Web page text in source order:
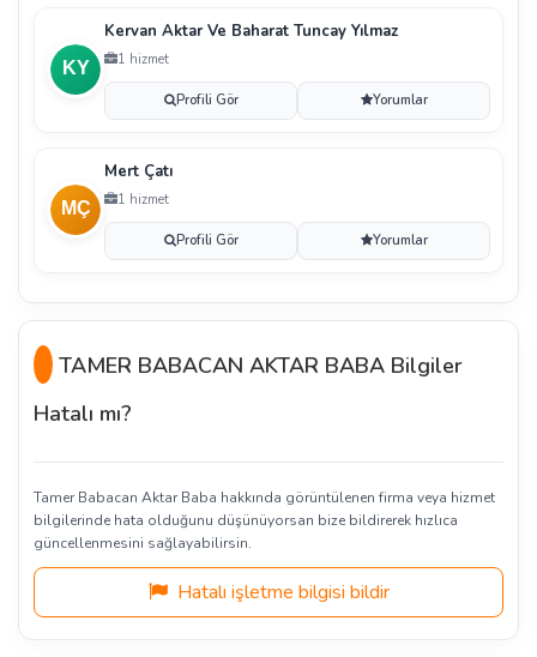
Kervan Aktar Ve Baharat Tuncay Yılmaz
1 hizmet
Profili Gör Yorumlar
Mert Çatı
1 hizmet
Profili Gör Yorumlar
TAMER BABACAN AKTAR BABA Bilgiler
Hatalı mı?
Tamer Babacan Aktar Baba hakkında görüntülenen firma veya hizmet
bilgilerinde hata olduğunu düşünüyorsan bize bildirerek hızlıca
güncellenmesini sağlayabilirsin.
Hatalı işletme bilgisi bildir